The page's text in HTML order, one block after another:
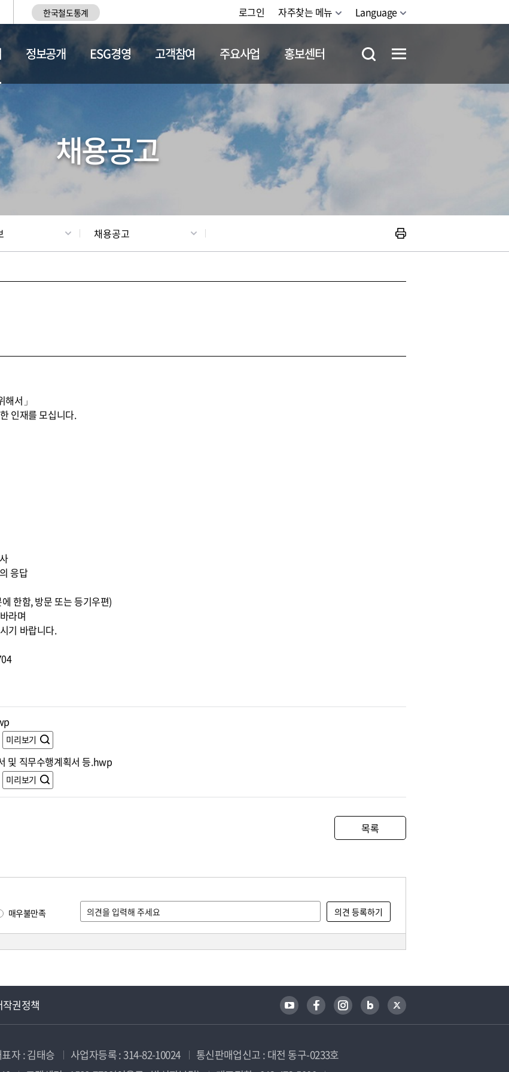
한국철도통계 로그인 자주찾는 메뉴 Language
채용정보
정보공개 ESG경영 고객참여 주요사업 홍보센터
채용공고
채용공고
서」
인재를 모십니다.
응답
한함, 방문 또는 등기우편)
라며
기 바랍니다.
미리보기
및 직무수행계획서 등.hwp
미리보기
목록
매우불만족
작권정책
자 : 김태승 사업자등록 : 314-82-10024
통신판매업신고 : 대전 동구-0233호